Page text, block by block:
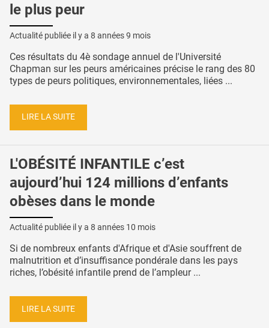
le plus peur
Actualité publiée il y a 8 années 9 mois
Ces résultats du 4è sondage annuel de l'Université
Chapman sur les peurs américaines précise le rang des 80
types de peurs politiques, environnementales, liées ...
LIRE LA SUITE
L'OBÉSITÉ INFANTILE c’est
aujourd’hui 124 millions d’enfants
obèses dans le monde
Actualité publiée il y a 8 années 10 mois
Si de nombreux enfants d'Afrique et d'Asie souffrent de
malnutrition et d’insuffisance pondérale dans les pays
riches, l’obésité infantile prend de l’ampleur ...
LIRE LA SUITE